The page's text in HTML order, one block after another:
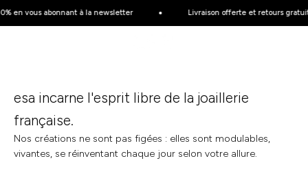
en vous abonnant à la newsletter Livraison offerte et retours
votre animal ou d'un proche. Pour toujours près de votre
coeur.
esa incarne l'esprit libre de la joaillerie
française.
Nos créations ne sont pas figées : elles sont modulables,
vivantes, se réinventant chaque jour selon votre allure.